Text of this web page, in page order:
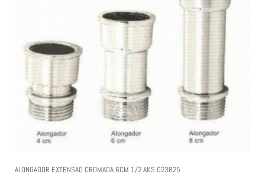
ALONGADOR EXTENSAO CROMADA 6CM 1/2 AKS 023825